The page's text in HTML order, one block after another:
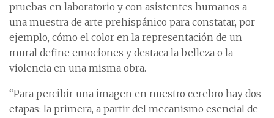
pruebas en laboratorio y con asistentes humanos a
una muestra de arte prehispánico para constatar, por
ejemplo, cómo el color en la representación de un
mural define emociones y destaca la belleza o la
violencia en una misma obra.
“Para percibir una imagen en nuestro cerebro hay dos
etapas: la primera, a partir del mecanismo esencial de